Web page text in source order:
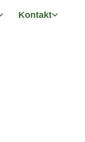
Kontakt